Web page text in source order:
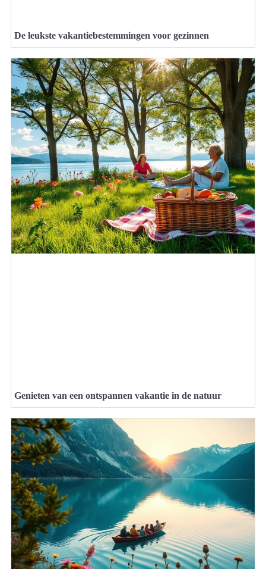
De leukste vakantiebestemmingen voor gezinnen
Genieten van een ontspannen vakantie in de natuur